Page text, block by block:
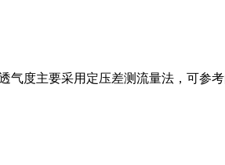
度主要采用定压差测流量法，可参